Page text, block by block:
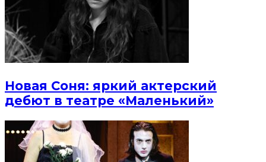
Новая Соня: яркий актерский
дебют в театре «Маленький»